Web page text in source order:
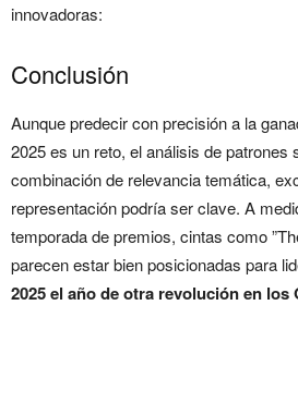
innovadoras:
Conclusión
Aunque predecir con precisión a la
2025 es un reto, el análisis de patrones
combinación de relevancia temática,
representación podría ser clave. A
temporada de premios, cintas como
parecen estar bien posicionadas para
2025 el año de otra revolución en